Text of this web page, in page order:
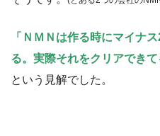
「ＮＭＮは作る時にマイナ
る。実際それをクリアでき
という見解でした。